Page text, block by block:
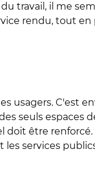
travail, il me
rendu, tout
usagers. C'est
seuls espaces
doit être
services